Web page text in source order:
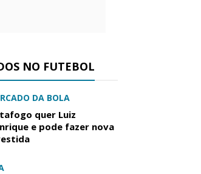
NO FUTEBOL
DA BOLA
quer Luiz
e pode fazer nova